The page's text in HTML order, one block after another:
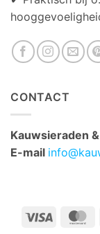
CONTACT
Kauwsieraden
E-mail
Visa